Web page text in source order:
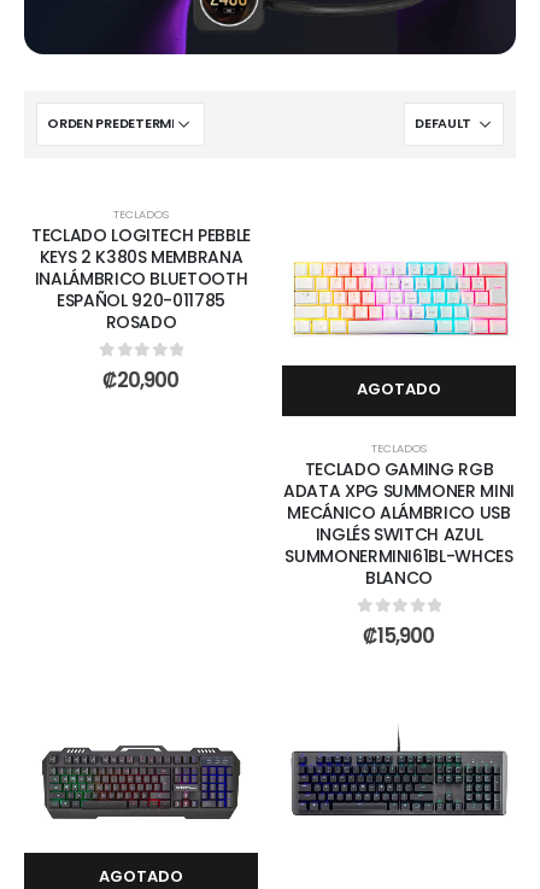
TECLADOS
TECLADO LOGITECH PEBBLE
KEYS 2 K380S MEMBRANA
INALÁMBRICO BLUETOOTH
ESPAÑOL 920-011785
ROSADO
0out of 5
₡20,900 AGOTADO
TECLADOS
TECLADO GAMING RGB
ADATA XPG SUMMONER MINI
MECÁNICO ALÁMBRICO USB
INGLÉS SWITCH AZUL
SUMMONERMINI61BL-WHCES
BLANCO
0out of 5
₡15,900
AGOTADO